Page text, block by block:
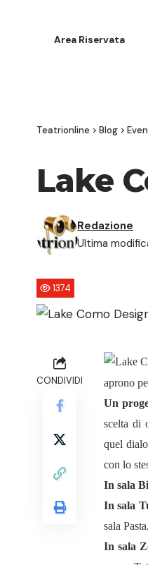
Area Riservata
Teatrionline > Blog >
Lake
Ultima
Redazione
1374
CONDIVIDI
aprono
Un
scelta di
quel
con lo
In sala
In sala
sala
In sala